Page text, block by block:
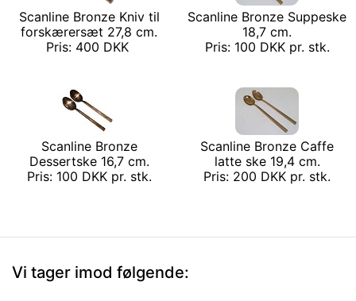
Scanline Bronze Kniv til
forskærersæt 27,8 cm.
Pris: 400 DKK
Scanline Bronze Suppeske
18,7 cm.
Pris: 100 DKK pr. stk.
Scanline Bronze
Dessertske 16,7 cm.
Pris: 100 DKK pr. stk.
Scanline Bronze Caffe
latte ske 19,4 cm.
Pris: 200 DKK pr. stk.
Vi tager imod følgende: